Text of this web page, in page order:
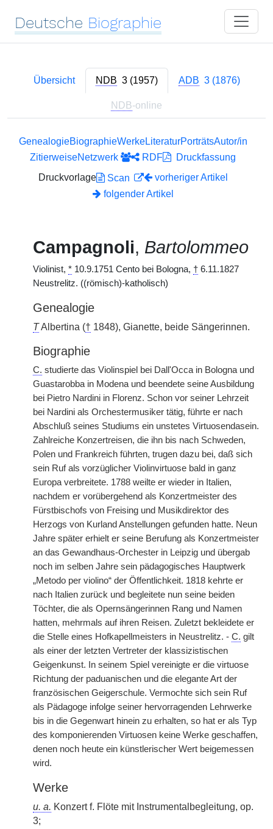
Deutsche Biographie
Übersicht NDB 3 (1957) ADB 3 (1876)
NDB-online
GenealogieBiographieWerkeLiteraturPorträtsAutor/in
ZitierweiseNetzwerk RDF
Druckfassung
Druckvorlage
Scan
vorheriger Artikel
folgender Artikel
Campagnoli, Bartolommeo
Violinist, * 10.9.1751 Cento bei Bologna, † 6.11.1827
Neustrelitz. ((römisch)-katholisch)
Genealogie
TAlbertina († 1848), Gianette, beide Sängerinnen.
Biographie
C. studierte das Violinspiel bei Dall'Occa in Bologna und
Guastarobba in Modena und beendete seine Ausbildung
bei Pietro Nardini in Florenz. Schon vor seiner Lehrzeit
bei Nardini als Orchestermusiker tätig, führte er nach
Abschluß seines Studiums ein unstetes Virtuosendasein.
Zahlreiche Konzertreisen, die ihn bis nach Schweden,
Polen und Frankreich führten, trugen dazu bei, daß sich
sein Ruf als vorzüglicher Violinvirtuose bald in ganz
Europa verbreitete. 1788 weilte er wieder in Italien,
nachdem er vorübergehend als Konzertmeister des
Fürstbischofs von Freising und Musikdirektor des
Herzogs von Kurland Anstellungen gefunden hatte. Neun
Jahre später erhielt er seine Berufung als Konzertmeister
an das Gewandhaus-Orchester in Leipzig und übergab
noch im selben Jahre sein pädagogisches Hauptwerk
„Metodo per violino“ der Öffentlichkeit. 1818 kehrte er
nach Italien zurück und begleitete nun seine beiden
Töchter, die als Opernsängerinnen Rang und Namen
hatten, mehrmals auf ihren Reisen. Zuletzt bekleidete er
die Stelle eines Hofkapellmeisters in Neustrelitz. - C. gilt
als einer der letzten Vertreter der klassizistischen
Geigenkunst. In seinem Spiel vereinigte er die virtuose
Richtung der paduanischen und die elegante Art der
französischen Geigerschule. Vermochte sich sein Ruf
als Pädagoge infolge seiner hervorragenden Lehrwerke
bis in die Gegenwart hinein zu erhalten, so hat er als Typ
des komponierenden Virtuosen keine Werke geschaffen,
denen noch heute ein künstlerischer Wert beigemessen
wird.
Werke
u. a. Konzert f. Flöte mit Instrumentalbegleitung, op.
3;